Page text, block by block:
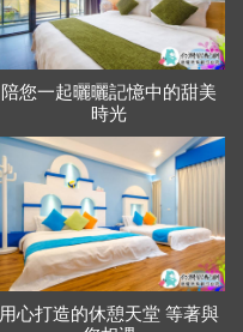
陪您一起曬曬記憶中的甜美
時光
用心打造的休憩天堂 等著與